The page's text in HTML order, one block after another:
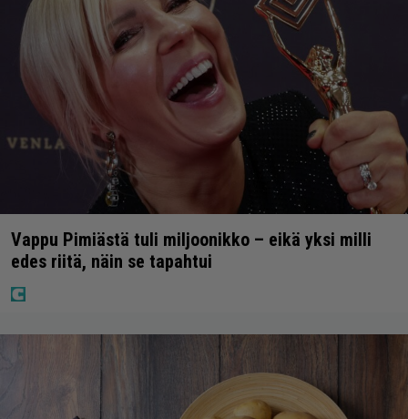
Vappu Pimiästä tuli miljoonikko – eikä yksi milli
edes riitä, näin se tapahtui